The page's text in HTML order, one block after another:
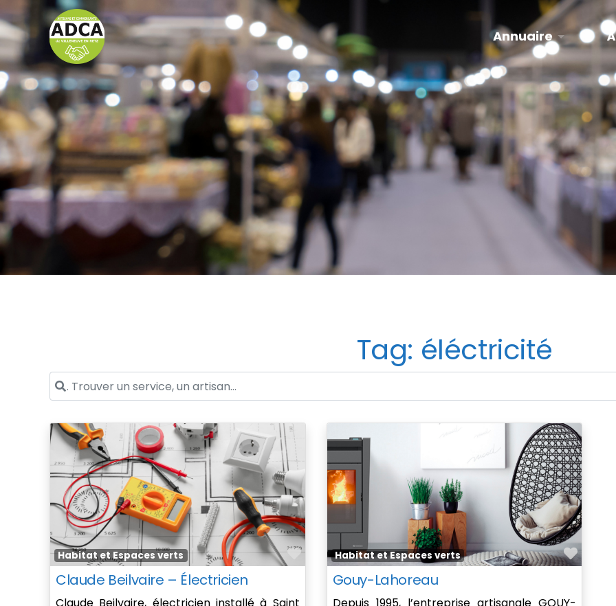
Annuaire
Tag: éléctricité
. Trouver un service, un artisan...
Habitat et Espaces verts
Favorite
Claude Beilvaire – Électricien
Habitat et Espaces verts
Gouy-Lahoreau